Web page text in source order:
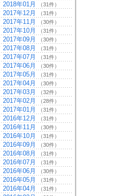
2018年01月 （31件）
2017年12月 （31件）
2017年11月 （30件）
2017年10月 （31件）
2017年09月 （30件）
2017年08月 （31件）
2017年07月 （31件）
2017年06月 （30件）
2017年05月 （31件）
2017年04月 （30件）
2017年03月 （32件）
2017年02月 （28件）
2017年01月 （31件）
2016年12月 （31件）
2016年11月 （30件）
2016年10月 （31件）
2016年09月 （30件）
2016年08月 （31件）
2016年07月 （31件）
2016年06月 （30件）
2016年05月 （31件）
2016年04月 （31件）